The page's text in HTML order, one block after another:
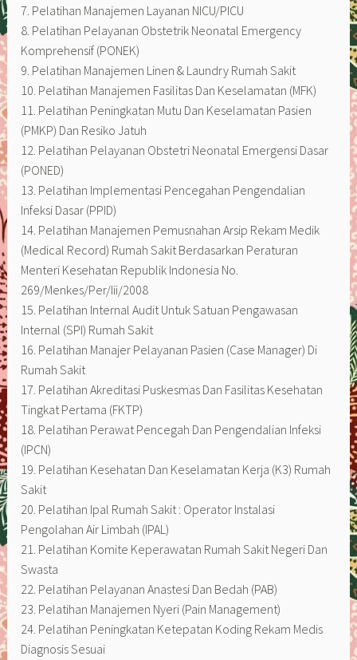
7. Pelatihan Manajemen Layanan NICU/PICU
8. Pelatihan Pelayanan Obstetrik Neonatal Emergency
Komprehensif (PONEK)
9. Pelatihan Manajemen Linen & Laundry Rumah Sakit
10. Pelatihan Manajemen Fasilitas Dan Keselamatan (MFK)
11. Pelatihan Peningkatan Mutu Dan Keselamatan Pasien
(PMKP) Dan Resiko Jatuh
12. Pelatihan Pelayanan Obstetri Neonatal Emergensi Dasar
(PONED)
13. Pelatihan Implementasi Pencegahan Pengendalian
Infeksi Dasar (PPID)
14. Pelatihan Manajemen Pemusnahan Arsip Rekam Medik
(Medical Record) Rumah Sakit Berdasarkan Peraturan
Menteri Kesehatan Republik Indonesia No.
269/Menkes/Per/Iii/2008
15. Pelatihan Internal Audit Untuk Satuan Pengawasan
Internal (SPI) Rumah Sakit
16. Pelatihan Manajer Pelayanan Pasien (Case Manager) Di
Rumah Sakit
17. Pelatihan Akreditasi Puskesmas Dan Fasilitas Kesehatan
Tingkat Pertama (FKTP)
18. Pelatihan Perawat Pencegah Dan Pengendalian Infeksi
(IPCN)
19. Pelatihan Kesehatan Dan Keselamatan Kerja (K3) Rumah
Sakit
20. Pelatihan Ipal Rumah Sakit : Operator Instalasi
Pengolahan Air Limbah (IPAL)
21. Pelatihan Komite Keperawatan Rumah Sakit Negeri Dan
Swasta
22. Pelatihan Pelayanan Anastesi Dan Bedah (PAB)
23. Pelatihan Manajemen Nyeri (Pain Management)
24. Pelatihan Peningkatan Ketepatan Koding Rekam Medis
Diagnosis Sesuai